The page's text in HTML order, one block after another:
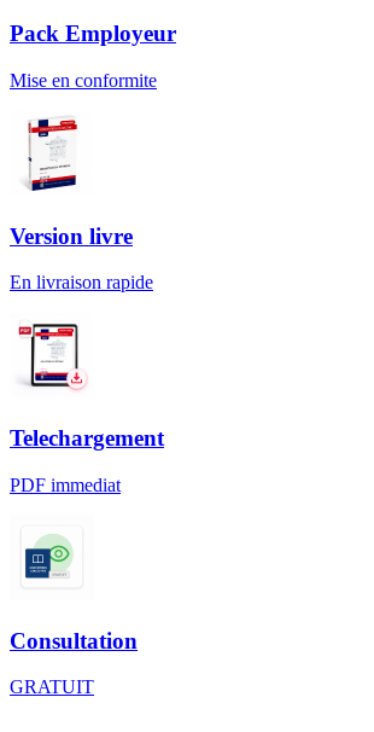
Pack Employeur
Mise en conformite
Version livre
En livraison rapide
Telechargement
PDF immediat
Consultation
GRATUIT